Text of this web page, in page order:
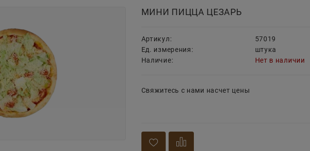
МИНИ ПИЦЦА ЦЕЗАРЬ
Артикул:
57019
Ед. измерения:
штука
Наличие:
Нет в наличии
Свяжитесь с нами насчет цены